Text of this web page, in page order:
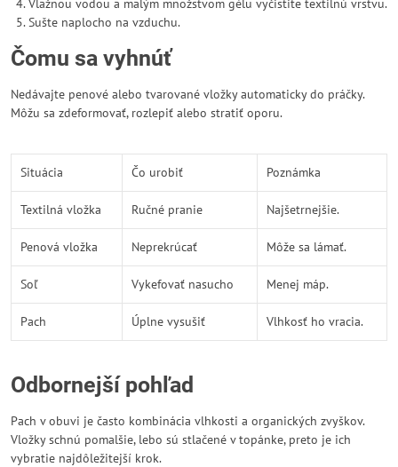
Vlažnou vodou a malým množstvom gélu vyčistite textilnú vrstvu.
Sušte naplocho na vzduchu.
Čomu sa vyhnúť
Nedávajte penové alebo tvarované vložky automaticky do práčky.
Môžu sa zdeformovať, rozlepiť alebo stratiť oporu.
Situácia Čo urobiť Poznámka
Textilná vložka Ručné pranie Najšetrnejšie.
Penová vložka Neprekrúcať Môže sa lámať.
Soľ Vykefovať nasucho Menej máp.
Pach Úplne vysušiť Vlhkosť ho vracia.
Odbornejší pohľad
Pach v obuvi je často kombinácia vlhkosti a organických zvyškov.
Vložky schnú pomalšie, lebo sú stlačené v topánke, preto je ich
vybratie najdôležitejší krok.